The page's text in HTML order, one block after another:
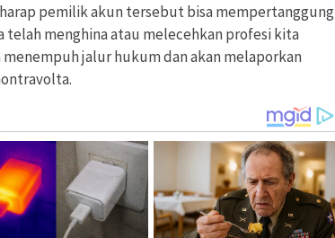
pemilik akun tersebut bisa mempertanggung
telah menghina atau melecehkan profesi kita
jalur hukum dan akan melaporkan